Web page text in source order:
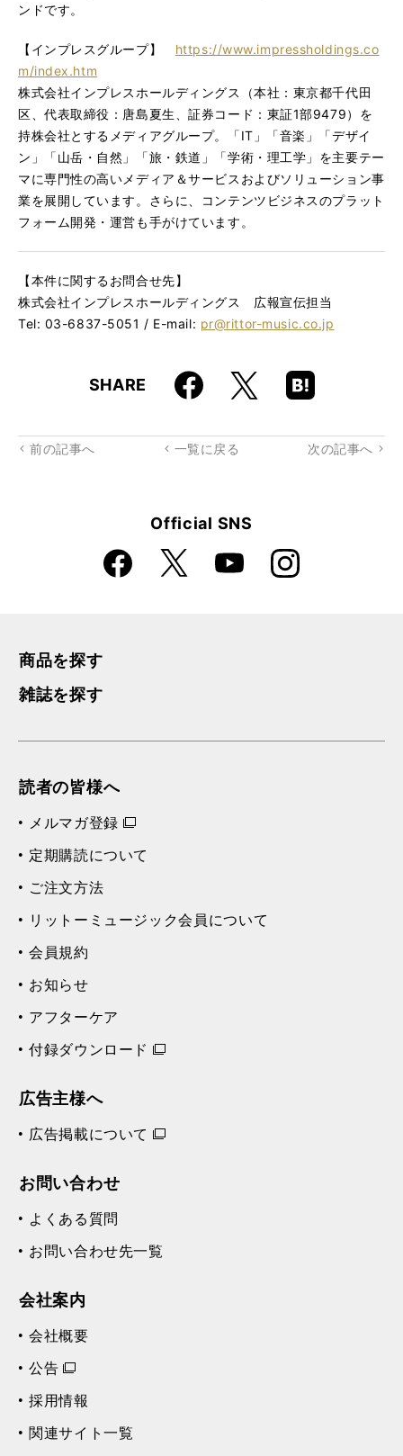
ンドです。
【インプレスグループ】 https://www.impressholdings.co
m/index.htm
株式会社インプレスホールディングス（本社：東京都千代田
区、代表取締役：唐島夏生、証券コード：東証1部9479）を
持株会社とするメディアグループ。「IT」「音楽」「デザイ
ン」「山岳・自然」「旅・鉄道」「学術・理工学」を主要テー
マに専門性の高いメディア＆サービスおよびソリューション事
業を展開しています。さらに、コンテンツビジネスのプラット
フォーム開発・運営も手がけています。
【本件に関するお問合せ先】
株式会社インプレスホールディングス 広報宣伝担当
Tel: 03-6837-5051 / E-mail: pr@rittor-music.co.jp
SHARE Faceboo
k
X
Hatena
Boo
rk
前の記事へ 一覧に戻る 次の記事へ
Official SNS
Faceboo
k
X YouTube Instagra
m
商品を探す
雑誌を探す
読者の皆様へ
メルマガ登録
定期購読について
ご注文方法
リットーミュージック会員について
会員規約
お知らせ
アフターケア
付録ダウンロード
広告主様へ
広告掲載について
お問い合わせ
よくある質問
お問い合わせ先一覧
会社案内
会社概要
公告
採用情報
関連サイト一覧